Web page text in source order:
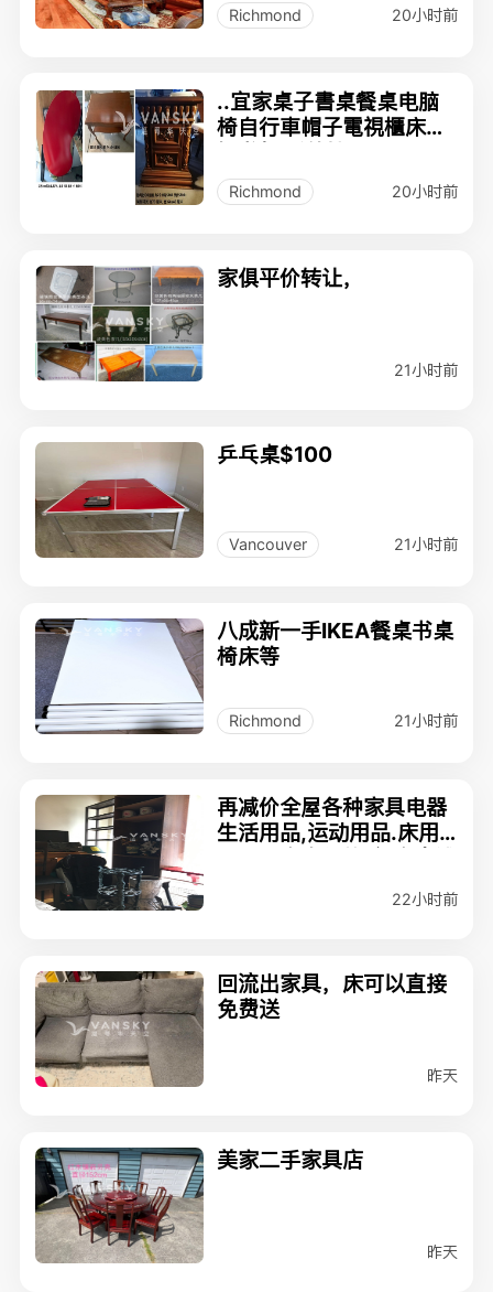
Richmond 20小时前
..宜家桌子書桌餐桌电脑
椅自行車帽子電視櫃床頭
Richmond 20小时前
家俱平价转让，
21小时前
乒乓桌$100
Vancouver 21小时前
八成新一手IKEA餐桌书桌
椅床等
Richmond 21小时前
再减价全屋各种家具电器
生活用品,运动用品.床用
22小时前
回流出家具，床可以直接
免费送
昨天
美家二手家具店
昨天